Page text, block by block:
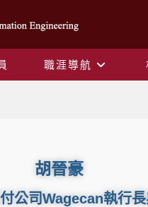
職涯導航
胡晉豪
公司Wagecan執行